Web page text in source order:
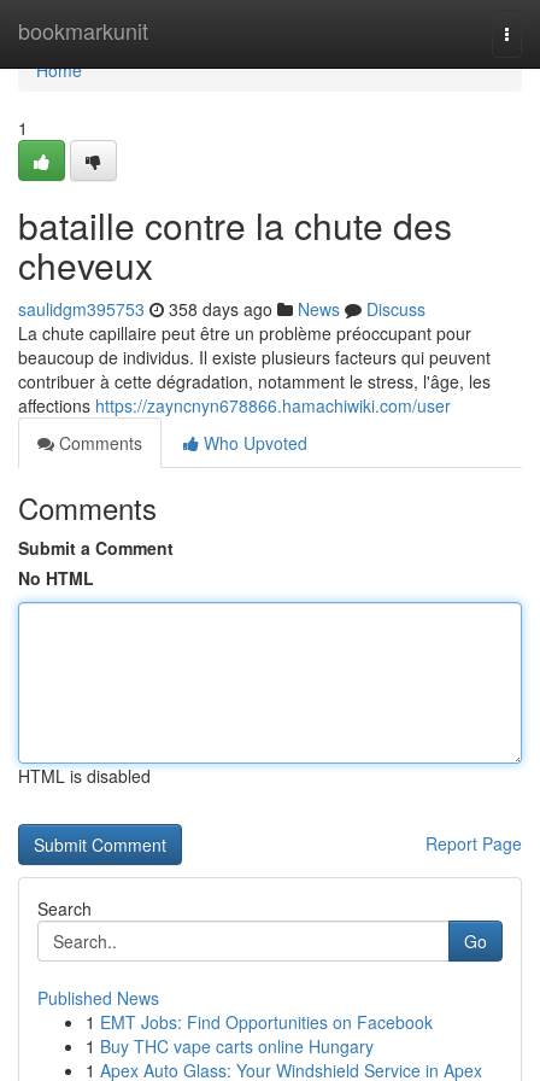
bookmarkunit
Home
Home
1
bataille contre la chute des
cheveux
saulidgm395753 358 days ago News
Discuss
La chute capillaire peut être un problème préoccupant pour
beaucoup de individus. Il existe plusieurs facteurs qui peuvent
contribuer à cette dégradation, notamment le stress, l'âge, les
affections https://zayncnyn678866.hamachiwiki.com/user
Comments
Who Upvoted
Comments
Submit a Comment
No HTML
HTML is disabled
Report Page
Search
Go
Published News
1 EMT Jobs: Find Opportunities on Facebook
1 Buy THC vape carts online Hungary
1 Apex Auto Glass: Your Windshield Service in Apex